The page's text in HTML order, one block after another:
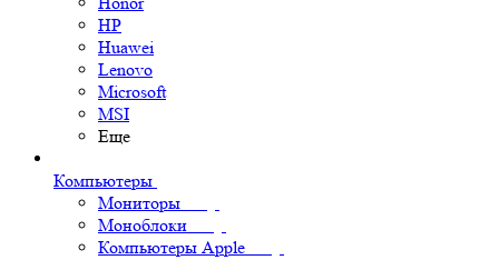
HP
Huawei
Lenovo
Microsoft
MSI
Еще
Компьютеры
Мониторы
Моноблоки
Компьютеры Apple